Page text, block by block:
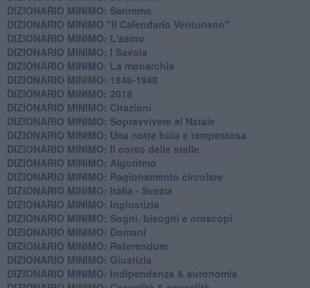
DIZIONARIO MINIMO: Sanremo
DIZIONARIO MINIMO "Il Calendario Venturiano"
DIZIONARIO MINIMO: L'asino
DIZIONARIO MINIMO: I Savoia
DIZIONARIO MINIMO: La monarchia
DIZIONARIO MINIMO: 1848-1948
DIZIONARIO MINIMO: 2018
DIZIONARIO MINIMO: Citazioni
DIZIONARIO MINIMO: ​Sopravvivere al Natale
DIZIONARIO MINIMO: ​Una notte buia e tempestosa
DIZIONARIO MINIMO: Il corso delle stelle
DIZIONARIO MINIMO: Algoritmo
DIZIONARIO MINIMO: Ragionamento circolare
DIZIONARIO MINIMO: Italia - Svezia
DIZIONARIO MINIMO: ​Ingiustizia
DIZIONARIO MINIMO: ​Sogni, bisogni e oroscopi
DIZIONARIO MINIMO: Domani
DIZIONARIO MINIMO: Referendum
DIZIONARIO MINIMO: Giustizia
DIZIONARIO MINIMO: ​Indipendenza & autonomia